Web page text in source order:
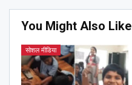
You Might Also Like
सोशल मीडिया